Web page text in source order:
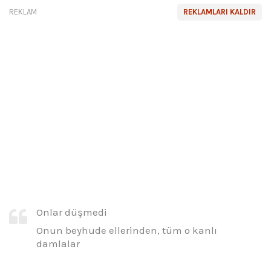
REKLAMLARI KALDIR
REKLAM
Onlar düşmedi
Onun beyhude ellerinden, tüm o kanlı
damlalar